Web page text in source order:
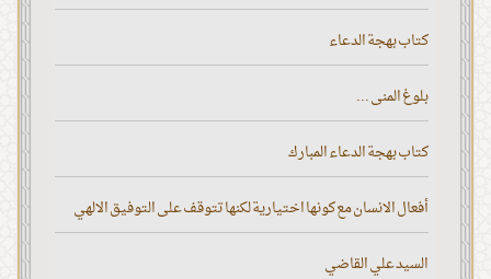
كتاب بهجة الدعاء
بلوغ المنى ...
كتاب بهجة الدعاء المبارك
أفعال الانسان مع كونها اختيارية لكنها تتوقف على التوفيق الالهي
السيد علي القاضي